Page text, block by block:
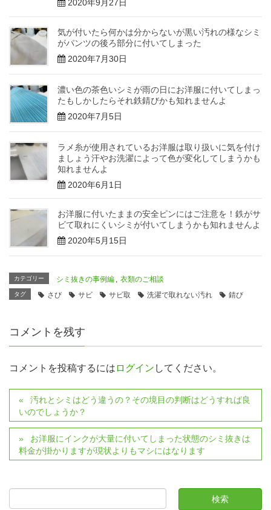
2020年9月27日
気が付いたら何かは分からないが黒い汚れの様なシミ
がパンツの後ろ部分に付いてしまった
2020年7月30日
濃い色の茶色いシミが雨の日にお洋服に付いてしまっ
たもしかしたらそれ鉄錆びかも知れませんよ
2020年7月5日
ラメ糸が使用されているお洋服は取り扱いに気を付け
ましょう汗やお洗濯によって色が変化してしまうかも
知れませんよ
2020年6月1日
お洋服に付いたままの安全ピンにはご注意を！鉄がサ
ビて取れにくいシミが付いてしまうかも知れませんよ
2020年5月15日
カテゴリー シミ抜きの事例編 , 衣類のご相談
タグ さび サビ サビ取 洗濯で取れない汚れ 錆び
コメントを残す
コメントを投稿するには ログイン してください。
汚れとシミはどう違うの？その境目の判断はどうすれば良
いのでしょうか？
お洋服にインクが大量に付いてしまった状態のシミ抜きは
料金が掛かりますが現状よりもマシにはなります